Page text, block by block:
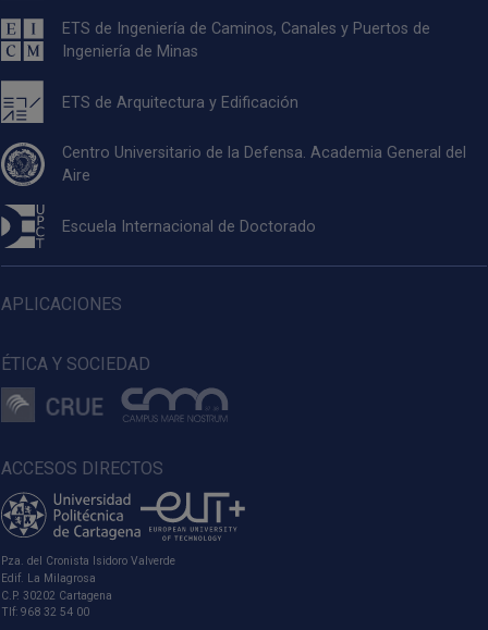
ACCESOS DIRECTOS
Pza. del Cronista Isidoro Valverde
Edif. La Milagrosa
C.P. 30202 Cartagena
Tlf: 968 32 54 00
APLICACIONES
ÉTICA Y SOCIEDAD
ETS de Ingeniería de Caminos, Canales y Puertos de
Ingeniería de Minas
ETS de Arquitectura y Edificación
Centro Universitario de la Defensa. Academia General del
Aire
Escuela Internacional de Doctorado